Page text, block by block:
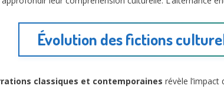
Évolution des fictions
classiques et contemporaines révèle